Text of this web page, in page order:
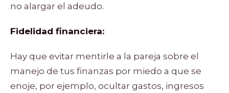
no alargar el adeudo.
Fidelidad financiera:
Hay que evitar mentirle a la pareja sobre el
manejo de tus finanzas por miedo a que se
enoje, por ejemplo, ocultar gastos, ingresos